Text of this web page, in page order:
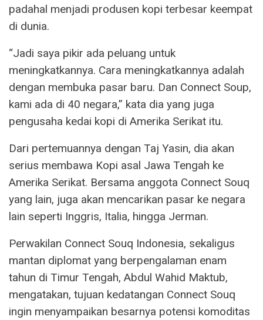
padahal menjadi produsen kopi terbesar keempat
di dunia.
“Jadi saya pikir ada peluang untuk
meningkatkannya. Cara meningkatkannya adalah
dengan membuka pasar baru. Dan Connect Soup,
kami ada di 40 negara,” kata dia yang juga
pengusaha kedai kopi di Amerika Serikat itu.
Dari pertemuannya dengan Taj Yasin, dia akan
serius membawa Kopi asal Jawa Tengah ke
Amerika Serikat. Bersama anggota Connect Souq
yang lain, juga akan mencarikan pasar ke negara
lain seperti Inggris, Italia, hingga Jerman.
Perwakilan Connect Souq Indonesia, sekaligus
mantan diplomat yang berpengalaman enam
tahun di Timur Tengah, Abdul Wahid Maktub,
mengatakan, tujuan kedatangan Connect Souq
ingin menyampaikan besarnya potensi komoditas